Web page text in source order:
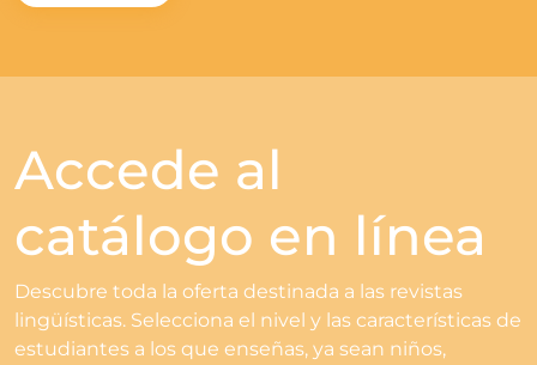
Accede al
catálogo en línea
Descubre toda la oferta destinada a las revistas
lingüísticas. Selecciona el nivel y las características de
estudiantes a los que enseñas, ya sean niños,